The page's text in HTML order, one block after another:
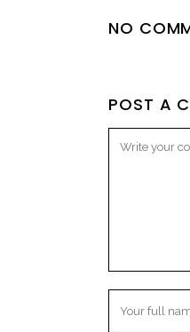
NO
POST A